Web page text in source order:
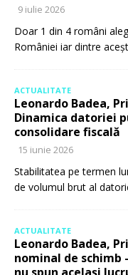
9 iulie 2026
Doar 1 din 4 români
României iar dintre
ACTUALITATE
Leonardo Badea,
Dinamica datoriei
consolidare fiscală
15 iunie 2026
Stabilitatea pe termen
de volumul brut al
ACTUALITATE
Leonardo Badea,
nominal de